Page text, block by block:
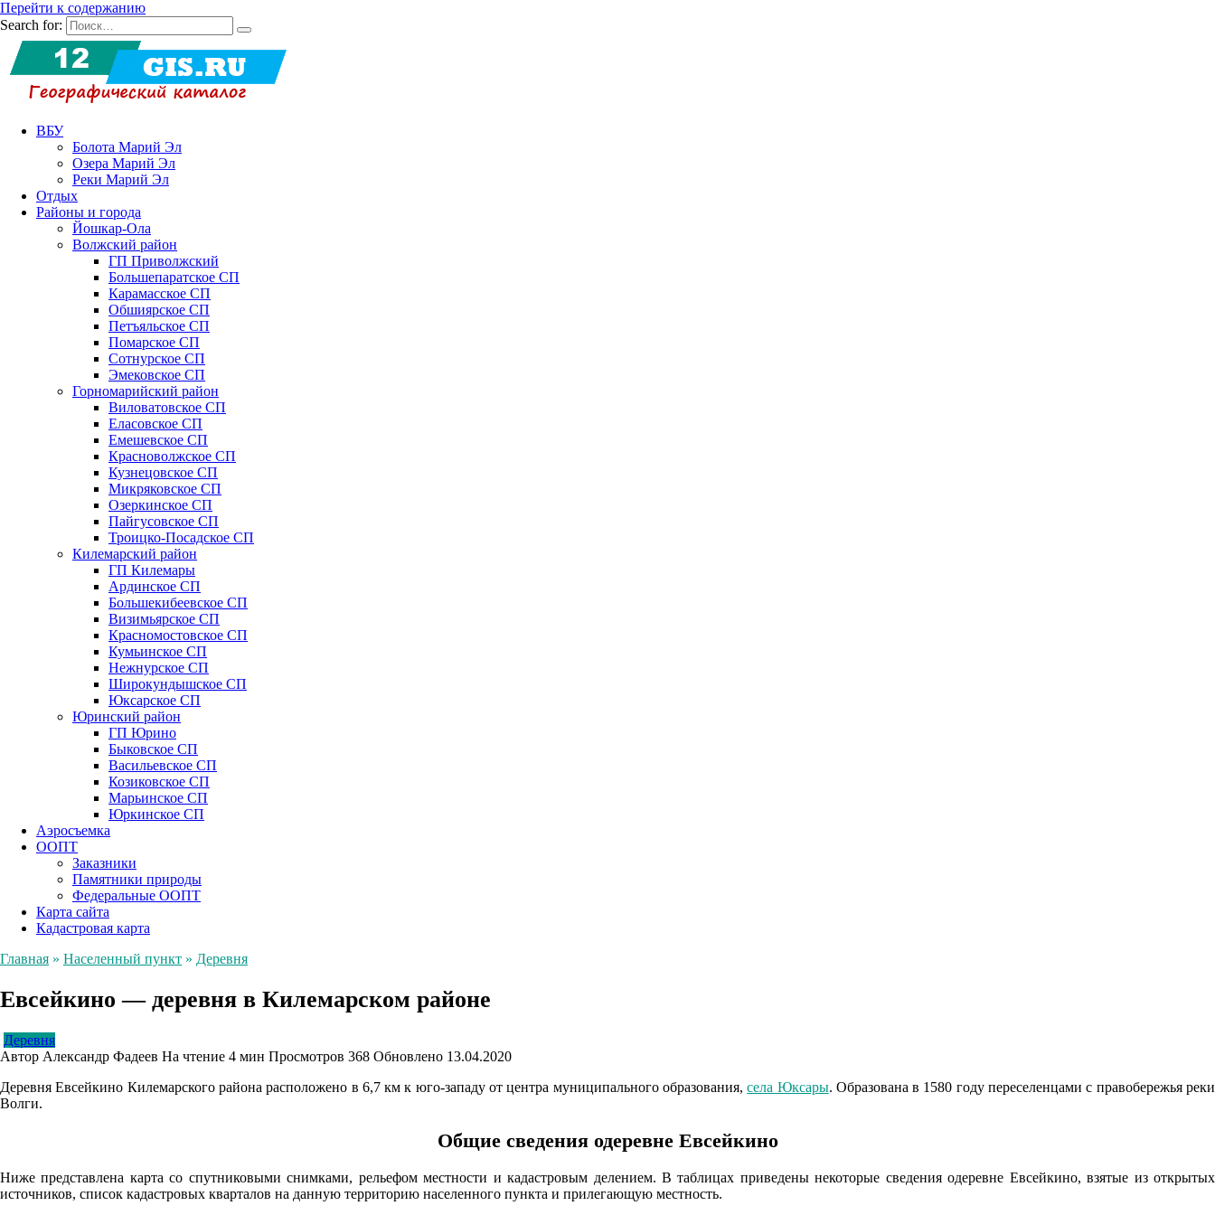
Перейти к содержанию
Search for:
ВБУ
Болота Марий Эл
Озера Марий Эл
Реки Марий Эл
Отдых
Районы и города
Йошкар-Ола
Волжский район
ГП Приволжский
Большепаратское СП
Карамасское СП
Обшиярское СП
Петъяльское СП
Помарское СП
Сотнурское СП
Эмековское СП
Горномарийский район
Виловатовское СП
Еласовское СП
Емешевское СП
Красноволжское СП
Кузнецовское СП
Микряковское СП
Озеркинское СП
Пайгусовское СП
Троицко-Посадское СП
Килемарский район
ГП Килемары
Ардинское СП
Большекибеевское СП
Визимьярское СП
Красномостовское СП
Кумьинское СП
Нежнурское СП
Широкундышское СП
Юксарское СП
Юринский район
ГП Юрино
Быковское СП
Васильевское СП
Козиковское СП
Марьинское СП
Юркинское СП
Аэросъемка
ООПТ
Заказники
Памятники природы
Федеральные ООПТ
Карта сайта
Кадастровая карта
Главная » Населенный пункт » Деревня
Евсейкино — деревня в Килемарском районе
Деревня
Автор Александр Фадеев На чтение 4 мин Просмотров 368 Обновлено 13.04.2020
Деревня Евсейкино Килемарского района расположено в 6,7 км к юго-западу от центра муниципального образования,села Юксары. Образована в 1580 году переселенцами с правобережья реки
Волги.
Общие сведения одеревне Евсейкино
Ниже представлена карта со спутниковыми снимками, рельефом местности и кадастровым делением. В таблицах приведены некоторые сведения одеревне Евсейкино, взятые из открытых
источников, список кадастровых кварталов на данную территорию населенного пункта и прилегающую местность.